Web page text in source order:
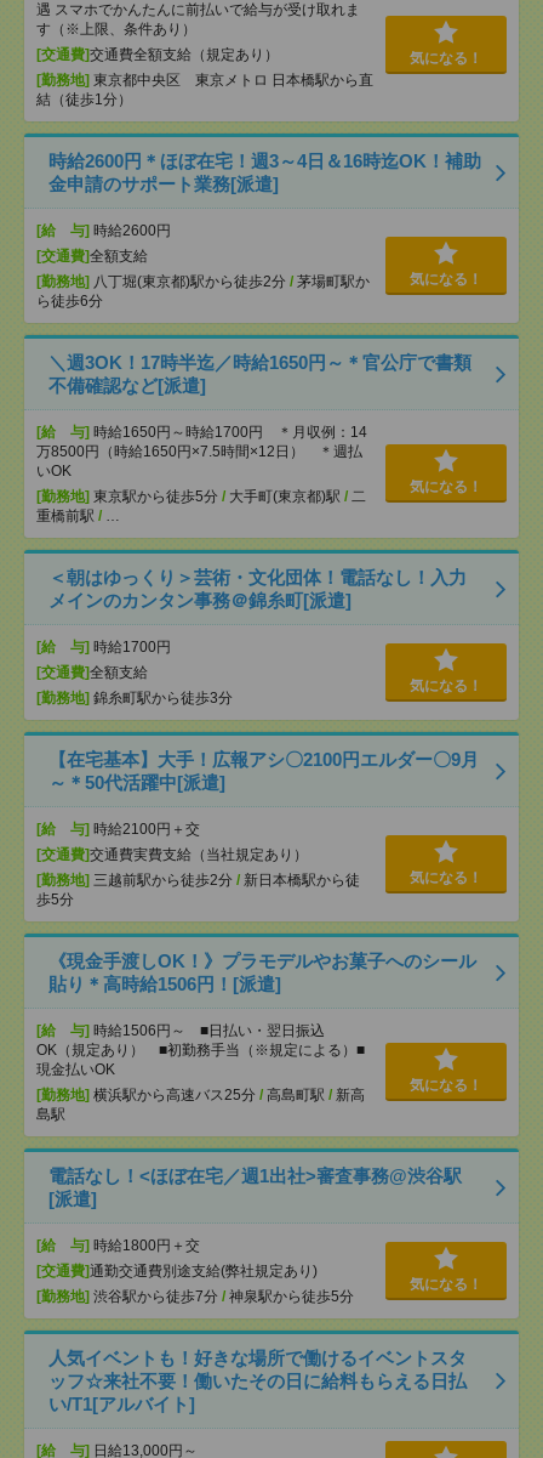
遇 スマホでかんたんに前払いで給与が受け取れま
す（※上限、条件あり）
[交通費]交通費全額支給（規定あり）
[勤務地] 東京都中央区 東京メトロ 日本橋駅から直
結（徒歩1分）
気になる！
時給2600円＊ほぼ在宅！週3～4日＆16時迄OK！補助
金申請のサポート業務[派遣]
[給 与] 時給2600円
[交通費]全額支給
[勤務地] 八丁堀(東京都)駅から徒歩2分 / 茅場町駅か
ら徒歩6分
気になる！
＼週3OK！17時半迄／時給1650円～＊官公庁で書類
不備確認など[派遣]
[給 与] 時給1650円～時給1700円 ＊月収例：14
万8500円（時給1650円×7.5時間×12日） ＊週払
いOK
[勤務地] 東京駅から徒歩5分 / 大手町(東京都)駅 / 二
重橋前駅 / …
気になる！
＜朝はゆっくり＞芸術・文化団体！電話なし！入力
メインのカンタン事務＠錦糸町[派遣]
[給 与] 時給1700円
[交通費]全額支給
[勤務地] 錦糸町駅から徒歩3分
気になる！
【在宅基本】大手！広報アシ〇2100円エルダー〇9月
～＊50代活躍中[派遣]
[給 与] 時給2100円＋交
[交通費]交通費実費支給（当社規定あり）
[勤務地] 三越前駅から徒歩2分 / 新日本橋駅から徒
歩5分
気になる！
《現金手渡しOK！》プラモデルやお菓子へのシール
貼り＊高時給1506円！[派遣]
[給 与] 時給1506円～ ■日払い・翌日振込
OK（規定あり） ■初勤務手当（※規定による）■
現金払いOK
[勤務地] 横浜駅から高速バス25分 / 高島町駅 / 新高
島駅
気になる！
電話なし！<ほぼ在宅／週1出社>審査事務@渋谷駅
[派遣]
[給 与] 時給1800円＋交
[交通費]通勤交通費別途支給(弊社規定あり)
[勤務地] 渋谷駅から徒歩7分 / 神泉駅から徒歩5分
気になる！
人気イベントも！好きな場所で働けるイベントスタ
ッフ☆来社不要！働いたその日に給料もらえる日払
い/T1[アルバイト]
[給 与] 日給13,000円～